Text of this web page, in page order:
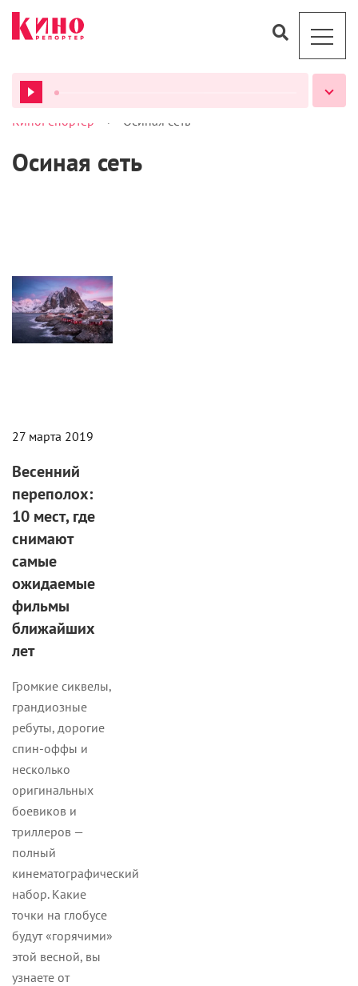
ВСЕ ПОДКАСТЫ
КиноРепортер > Осиная сеть
Осиная сеть
27 марта 2019
Весенний
переполох:
10 мест, где
снимают
самые
ожидаемые
фильмы
ближайших
лет
Громкие сиквелы,
грандиозные
ребуты, дорогие
спин-оффы и
несколько
оригинальных
боевиков и
триллеров —
полный
кинематографический
набор. Какие
точки на глобусе
будут «горячими»
этой весной, вы
узнаете от